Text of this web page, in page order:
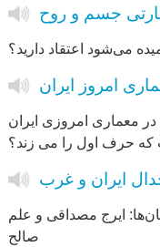
جسم و روح
می‌شود اعتقاد دارید؟
امروز ایران
معماری امروزی ایران
حرف اول را می زند؟
ایران و غرب
ایرج مصداقی و علم
صالح